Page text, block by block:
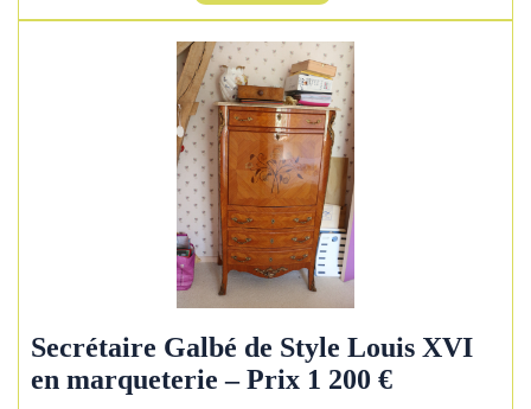
Secrétaire Galbé de Style Louis XVI
en marqueterie – Prix 1 200 €